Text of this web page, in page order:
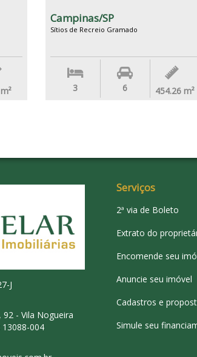
m²
Campinas/SP
Sítios de Recreio Gramado
3 6 454.26 m²
J
- Vila Nogueira
13088-004
Serviços
2ª via de Boleto
Extrato do
Encomende seu
Anuncie seu imóvel
Cadastros e
Simule seu